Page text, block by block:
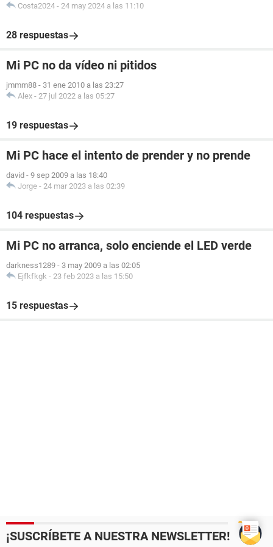
Costa2024 - 24 may 2024 a las 11:10
28 respuestas
Mi PC no da vídeo ni pitidos
jmmm88 - 31 ene 2010 a las 23:27
Alex - 27 jul 2022 a las 05:27
19 respuestas
Mi PC hace el intento de prender y no prende
david - 9 sep 2009 a las 18:40
Jorge - 24 mar 2023 a las 02:39
104 respuestas
Mi PC no arranca, solo enciende el LED verde
darkness1289 - 3 may 2009 a las 02:05
Ejfkfkgk - 23 feb 2023 a las 15:50
15 respuestas
¡SUSCRÍBETE A NUESTRA NEWSLETTER!